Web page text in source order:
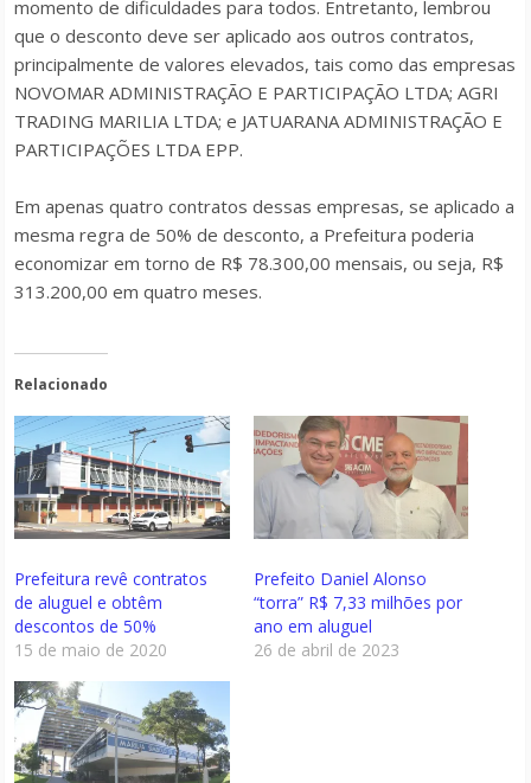
momento de dificuldades para todos. Entretanto, lembrou
que o desconto deve ser aplicado aos outros contratos,
principalmente de valores elevados, tais como das empresas
NOVOMAR ADMINISTRAÇÃO E PARTICIPAÇÃO LTDA; AGRI
TRADING MARILIA LTDA; e JATUARANA ADMINISTRAÇÃO E
PARTICIPAÇÕES LTDA EPP.
Em apenas quatro contratos dessas empresas, se aplicado a
mesma regra de 50% de desconto, a Prefeitura poderia
economizar em torno de R$ 78.300,00 mensais, ou seja, R$
313.200,00 em quatro meses.
Relacionado
Prefeitura revê contratos
de aluguel e obtêm
descontos de 50%
15 de maio de 2020
Prefeito Daniel Alonso
“torra” R$ 7,33 milhões por
ano em aluguel
26 de abril de 2023